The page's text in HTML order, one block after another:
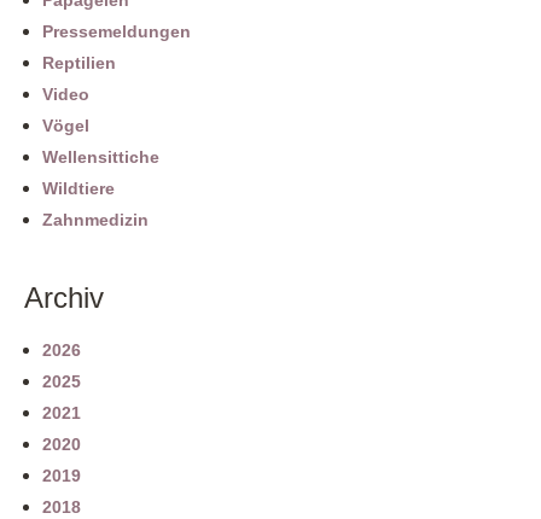
Pressemeldungen
Reptilien
Video
Vögel
Wellensittiche
Wildtiere
Zahnmedizin
Archiv
2026
2025
2021
2020
2019
2018